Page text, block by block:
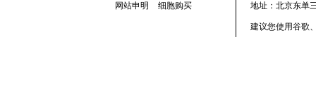
网站申明 细胞购买 地址：北京东单
建议您使用谷歌